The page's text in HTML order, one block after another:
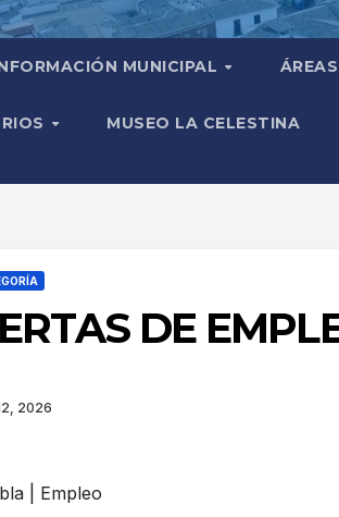
MUNICIPAL
MUSEO LA CELESTINA
DE
2026
| Empleo